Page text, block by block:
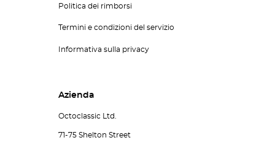
Politica dei rimborsi
Termini e condizioni del servizio
Informativa sulla privacy
Azienda
Octoclassic Ltd.
71-75 Shelton Street